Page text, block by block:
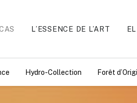
L’ESSENCE DE L’ART
Hydro-Collection Forêt